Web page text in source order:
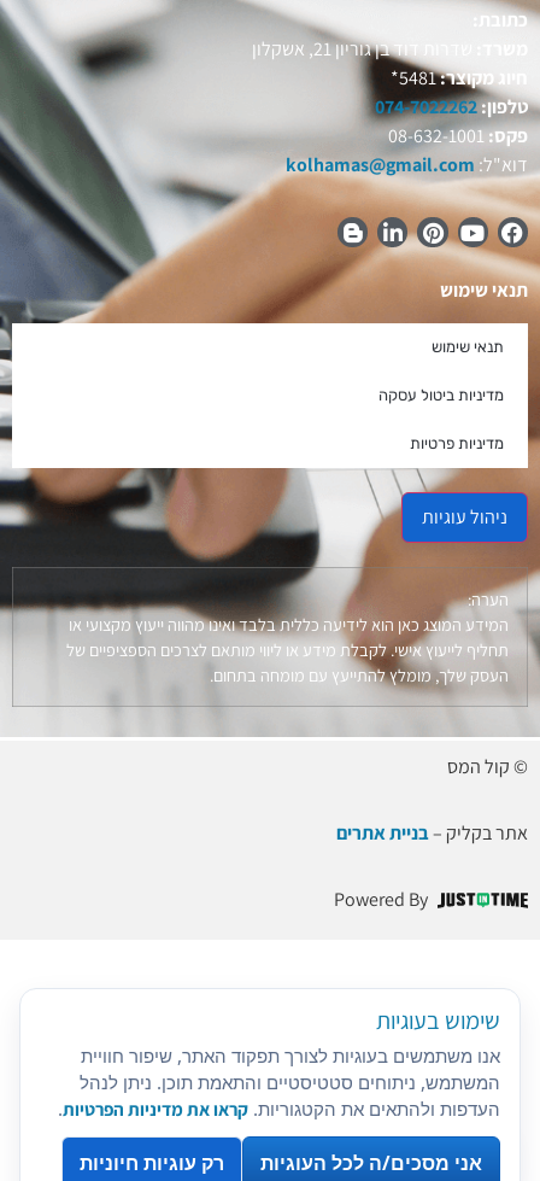
כתובת:
משרד:
שדרות דוד בן גוריון 21, אשקלון
חיוג מקוצר:5481*
טלפון:074-7022262
פקס:08-632-1001
דוא"ל: kolhamas@gmail.com
תנאי שימוש
תנאי שימוש
מדיניות ביטול עסקה
מדיניות פרטיות
ניהול עוגיות
הערה:
המידע המוצג כאן הוא לידיעה כללית בלבד ואינו מהווה ייעוץ מקצועי או
תחליף לייעוץ אישי. לקבלת מידע או ליווי מותאם לצרכים הספציפיים של
העסק שלך, מומלץ להתייעץ עם מומחה בתחום.
© קול המס
אתר בקליק –בניית אתרים
Powered By
שימוש בעוגיות
אנו משתמשים בעוגיות לצורך תפקוד האתר, שיפור חוויית
המשתמש, ניתוחים סטטיסטיים והתאמת תוכן. ניתן לנהל
העדפות ולהתאים את הקטגוריות. קראו את מדיניות הפרטיות.
אני מסכים/ה לכל העוגיות רק עוגיות חיוניות